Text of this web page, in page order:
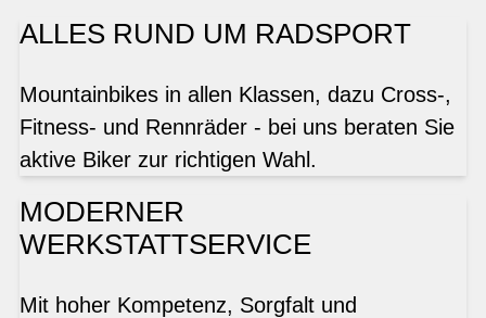
ALLES RUND UM RADSPORT
Mountainbikes in allen Klassen, dazu Cross-,
Fitness- und Rennräder - bei uns beraten Sie
aktive Biker zur richtigen Wahl.
MODERNER
WERKSTATTSERVICE
Mit hoher Kompetenz, Sorgfalt und